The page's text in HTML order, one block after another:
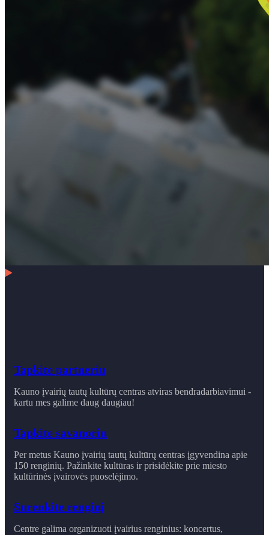
Tapkite partneriu
Kauno įvairių tautų kultūrų centras atviras bendradarbiavimui -
kartu mes galime daug daugiau!
Tapkite savanoriu
Per metus Kauno įvairių tautų kultūrų centras įgyvendina apie
150 renginių. Pažinkite kultūras ir prisidėkite prie miesto
kultūrinės įvairovės puoselėjimo.
Surenkite renginį
Centre galima organizuoti įvairius renginius: koncertus,